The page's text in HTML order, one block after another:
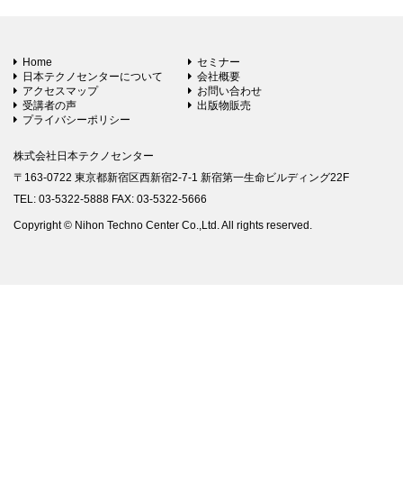
Home
セミナー
日本テクノセンターについて
会社概要
アクセスマップ
お問い合わせ
受講者の声
出版物販売
プライバシーポリシー
株式会社日本テクノセンター
〒163-0722 東京都新宿区西新宿2-7-1 新宿第一生命ビルディング22F
TEL: 03-5322-5888 FAX: 03-5322-5666
Copyright © Nihon Techno Center Co.,Ltd. All rights reserved.